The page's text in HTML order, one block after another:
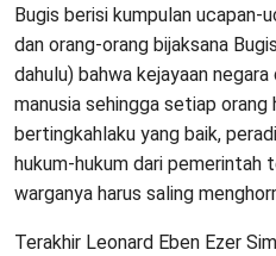
Bugis berisi kumpulan ucapan-
dan orang-orang bijaksana
dahulu) bahwa kejayaan
manusia sehingga setiap orang
bertingkahlaku yang baik,
hukum-hukum dari pemerintah
warganya harus saling
Terakhir Leonard Eben Ezer